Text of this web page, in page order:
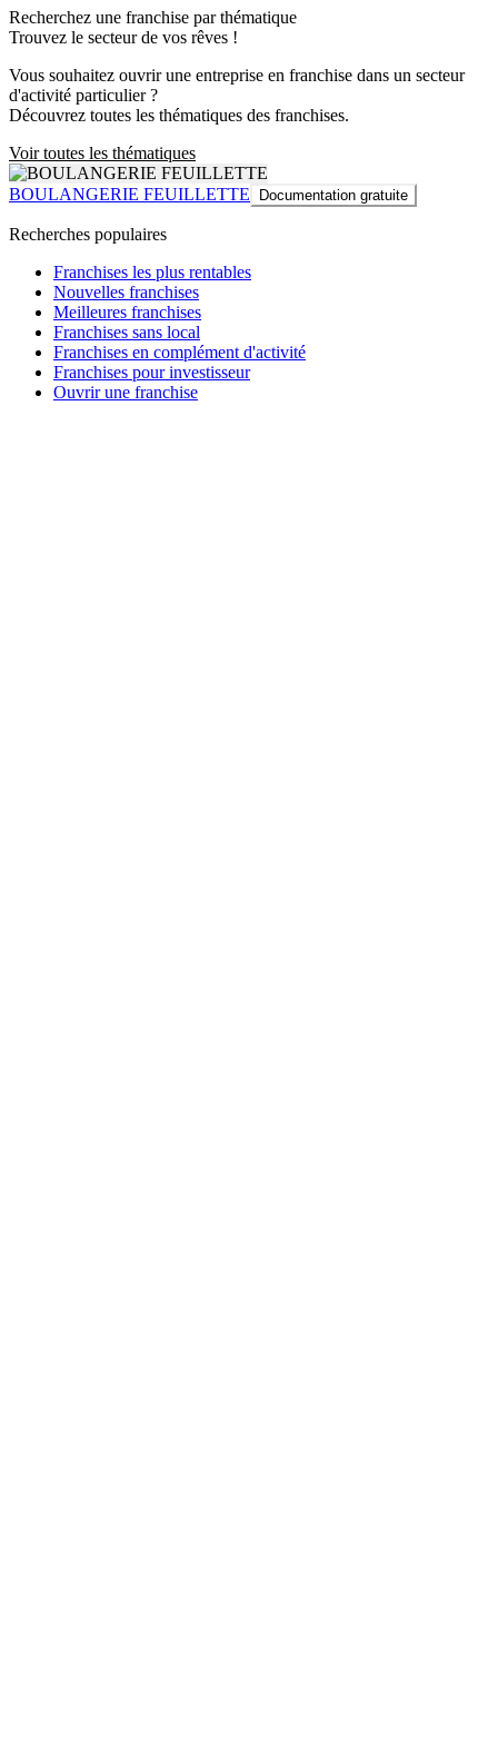
Recherchez une franchise par thématique
Trouvez le secteur de vos rêves !
Vous souhaitez ouvrir une entreprise en franchise dans un secteur
d'activité particulier ?
Découvrez toutes les thématiques des franchises.
Voir toutes les thématiques
BOULANGERIE FEUILLETTE Documentation gratuite
Recherches populaires
Franchises les plus rentables
Nouvelles franchises
Meilleures franchises
Franchises sans local
Franchises en complément d'activité
Franchises pour investisseur
Ouvrir une franchise